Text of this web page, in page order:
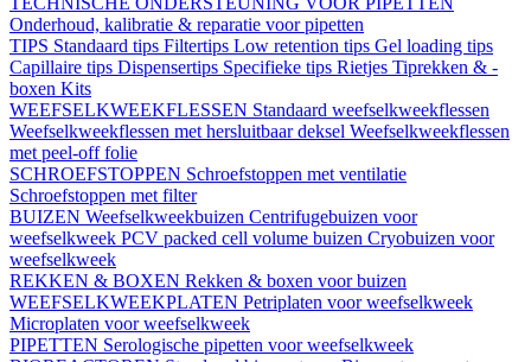
Onderhoud, kalibratie & reparatie voor pipetten
TIPS Standaard tips Filtertips Low retention tips Gel loading tips
Capillaire tips Dispensertips Specifieke tips Rietjes Tiprekken & -
boxen Kits
WEEFSELKWEEKFLESSEN Standaard weefselkweekflessen
Weefselkweekflessen met hersluitbaar deksel Weefselkweekflessen
met peel-off folie
SCHROEFSTOPPEN Schroefstoppen met ventilatie
Schroefstoppen met filter
BUIZEN Weefselkweekbuizen Centrifugebuizen voor
weefselkweek PCV packed cell volume buizen Cryobuizen voor
weefselkweek
REKKEN & BOXEN Rekken & boxen voor buizen
WEEFSELKWEEKPLATEN Petriplaten voor weefselkweek
Microplaten voor weefselkweek
PIPETTEN Serologische pipetten voor weefselkweek